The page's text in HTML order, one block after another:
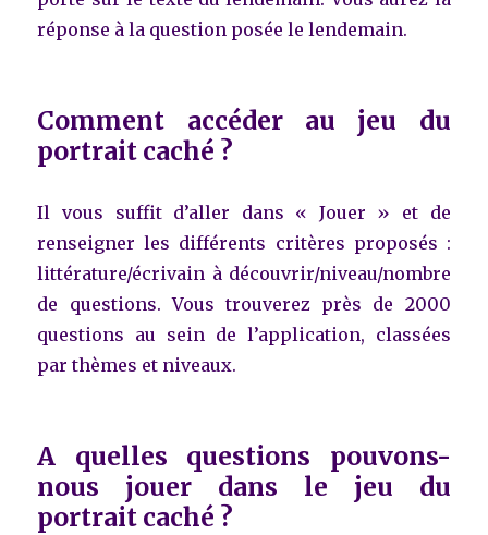
réponse à la question posée le lendemain.
Comment accéder au jeu du
portrait caché ?
Il vous suffit d’aller dans « Jouer » et de
renseigner les différents critères proposés :
littérature/écrivain à découvrir/niveau/nombre
de questions. Vous trouverez près de 2000
questions au sein de l’application, classées
par thèmes et niveaux.
A quelles questions pouvons-
nous jouer dans le jeu du
portrait caché ?